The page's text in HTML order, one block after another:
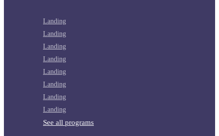
Landing
Landing
Landing
Landing
Landing
Landing
Landing
Landing
See all programs